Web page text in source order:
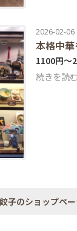
2026-02-06
本格中
1100円〜
続きを読む
子のショップペ